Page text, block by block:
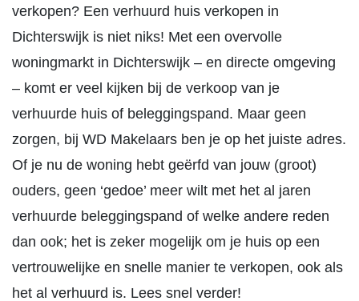
verkopen? Een verhuurd huis verkopen in
Dichterswijk is niet niks! Met een overvolle
woningmarkt in Dichterswijk – en directe omgeving
– komt er veel kijken bij de verkoop van je
verhuurde huis of beleggingspand. Maar geen
zorgen, bij WD Makelaars ben je op het juiste adres.
Of je nu de woning hebt geërfd van jouw (groot)
ouders, geen ‘gedoe’ meer wilt met het al jaren
verhuurde beleggingspand of welke andere reden
dan ook; het is zeker mogelijk om je huis op een
vertrouwelijke en snelle manier te verkopen, ook als
het al verhuurd is. Lees snel verder!